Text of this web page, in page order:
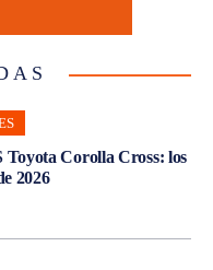
Corolla Cross: los
2026